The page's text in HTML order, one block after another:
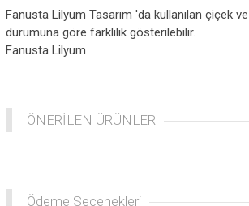
Fanusta Lilyum Tasarım 'da kullanılan çiçek
durumuna göre farklılık gösterilebilir.
Fanusta Lilyum
ÖNERİLEN ÜRÜNLER
Ödeme Seçenekleri